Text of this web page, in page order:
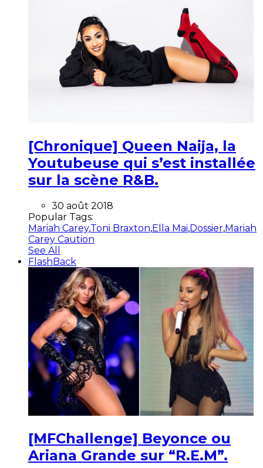
[Chronique] Queen Naija, la
Youtubeuse qui s’est installée
sur la scène R&B.
30 août 2018
Popular Tags:
Mariah Carey,Toni Braxton,Ella Mai,Dossier,Mariah
Carey Caution
See All
FlashBack
[MFChallenge] Beyonce ou
Ariana Grande sur “R.E.M”.